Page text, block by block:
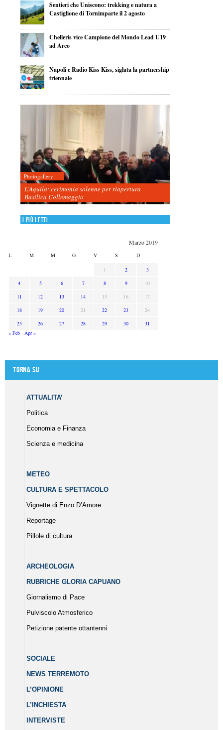
Sentieri che Uniscono: trekking e natura a
Castiglione di Tornimparte il 2 agosto
Chelleris vice Campione del Mondo Lead U19
ad Arco
Napoli e Radio Kiss Kiss, siglata la partnership
triennale
Photogallery
L’Aquila: cerimonia solenne per riapertura
Basilica Collemaggio
I più letti
Marzo 2019
L M M G V S D
1 2
3
4
5 6 7 8 9
10
11
12 13 14 15 16
17
18
19 20 21 22 23
24
25
26 27 28 29 30
31
« Feb
Apr »
Torna su
ATTUALITA’
Politica
Economia e Finanza
Scienza e medicina
METEO
CULTURA E SPETTACOLO
Vignette di Enzo D’Amore
Reportage
Pillole di cultura
ARCHEOLOGIA
RUBRICHE GLORIA CAPUANO
Giornalismo di Pace
Pulviscolo Atmosferico
Petizione patente ottantenni
SOCIALE
NEWS TERREMOTO
L’OPINIONE
L’INCHIESTA
INTERVISTE